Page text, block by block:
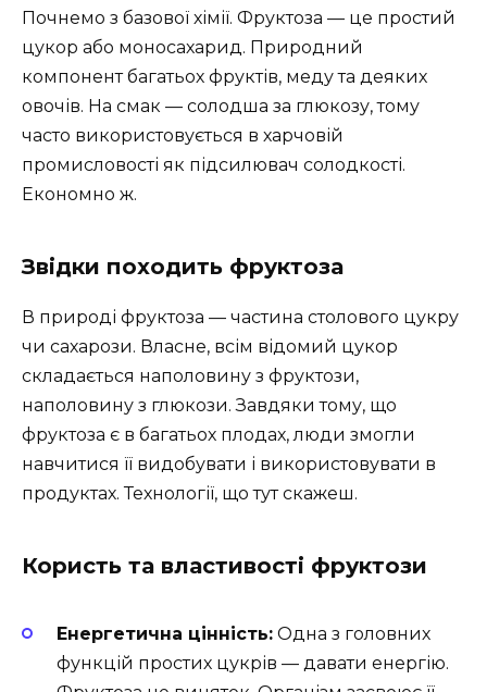
Почнемо з базової хімії. Фруктоза — це простий
цукор або моносахарид. Природний
компонент багатьох фруктів, меду та деяких
овочів. На смак — солодша за глюкозу, тому
часто використовується в харчовій
промисловості як підсилювач солодкості.
Економно ж.
Звідки походить фруктоза
В природі фруктоза — частина столового цукру
чи сахарози. Власне, всім відомий цукор
складається наполовину з фруктози,
наполовину з глюкози. Завдяки тому, що
фруктоза є в багатьох плодах, люди змогли
навчитися її видобувати і використовувати в
продуктах. Технології, що тут скажеш.
Користь та властивості фруктози
Енергетична цінність: Одна з головних
функцій простих цукрів — давати енергію.